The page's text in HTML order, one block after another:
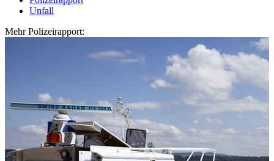
Unfall
Mehr Polizeirapport: